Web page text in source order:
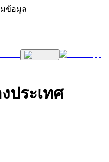
มข้อมูล
ประเทศ